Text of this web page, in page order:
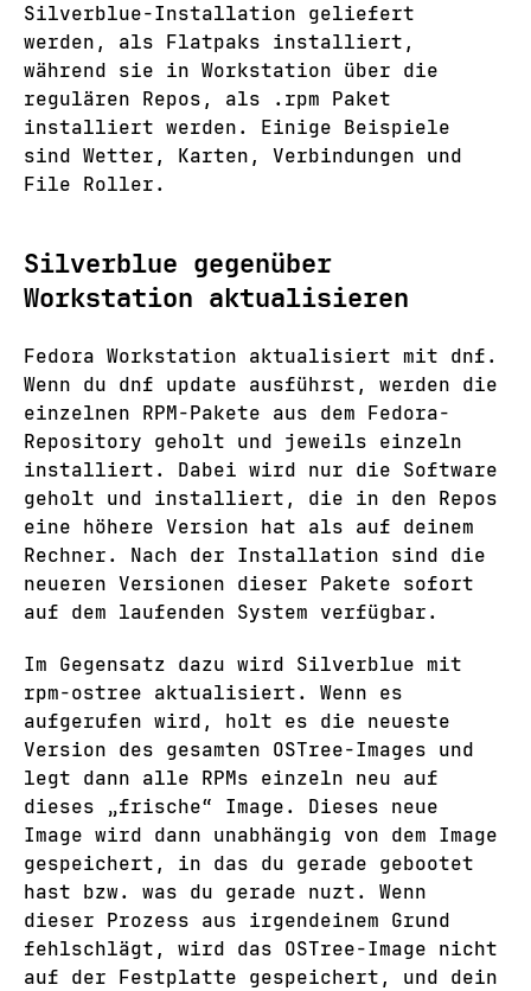
Silverblue-Installation geliefert
werden, als Flatpaks installiert,
während sie in Workstation über die
regulären Repos, als .rpm Paket
installiert werden. Einige Beispiele
sind Wetter, Karten, Verbindungen und
File Roller.
Silverblue gegenüber
Workstation aktualisieren
Fedora Workstation aktualisiert mit dnf.
Wenn du dnf update ausführst, werden die
einzelnen RPM-Pakete aus dem Fedora-
Repository geholt und jeweils einzeln
installiert. Dabei wird nur die Software
geholt und installiert, die in den Repos
eine höhere Version hat als auf deinem
Rechner. Nach der Installation sind die
neueren Versionen dieser Pakete sofort
auf dem laufenden System verfügbar.
Im Gegensatz dazu wird Silverblue mit
rpm-ostree aktualisiert. Wenn es
aufgerufen wird, holt es die neueste
Version des gesamten OSTree-Images und
legt dann alle RPMs einzeln neu auf
dieses „frische“ Image. Dieses neue
Image wird dann unabhängig von dem Image
gespeichert, in das du gerade gebootet
hast bzw. was du gerade nuzt. Wenn
dieser Prozess aus irgendeinem Grund
fehlschlägt, wird das OSTree-Image nicht
auf der Festplatte gespeichert, und dein